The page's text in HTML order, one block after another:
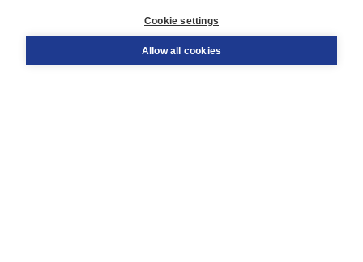
Order
Cookie settings
Allow all cookies